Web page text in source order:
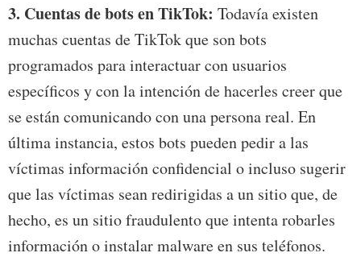
3. Cuentas de bots en TikTok: Todavía existen
muchas cuentas de TikTok que son bots
programados para interactuar con usuarios
específicos y con la intención de hacerles creer que
se están comunicando con una persona real. En
última instancia, estos bots pueden pedir a las
víctimas información confidencial o incluso sugerir
que las víctimas sean redirigidas a un sitio que, de
hecho, es un sitio fraudulento que intenta robarles
información o instalar malware en sus teléfonos.